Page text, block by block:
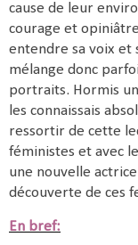
cause de leur
courage et
entendre sa voix et
mélange donc
portraits. Hormis
les connaissais
ressortir de cette
féministes et avec
une nouvelle
découverte de ces
En bref: